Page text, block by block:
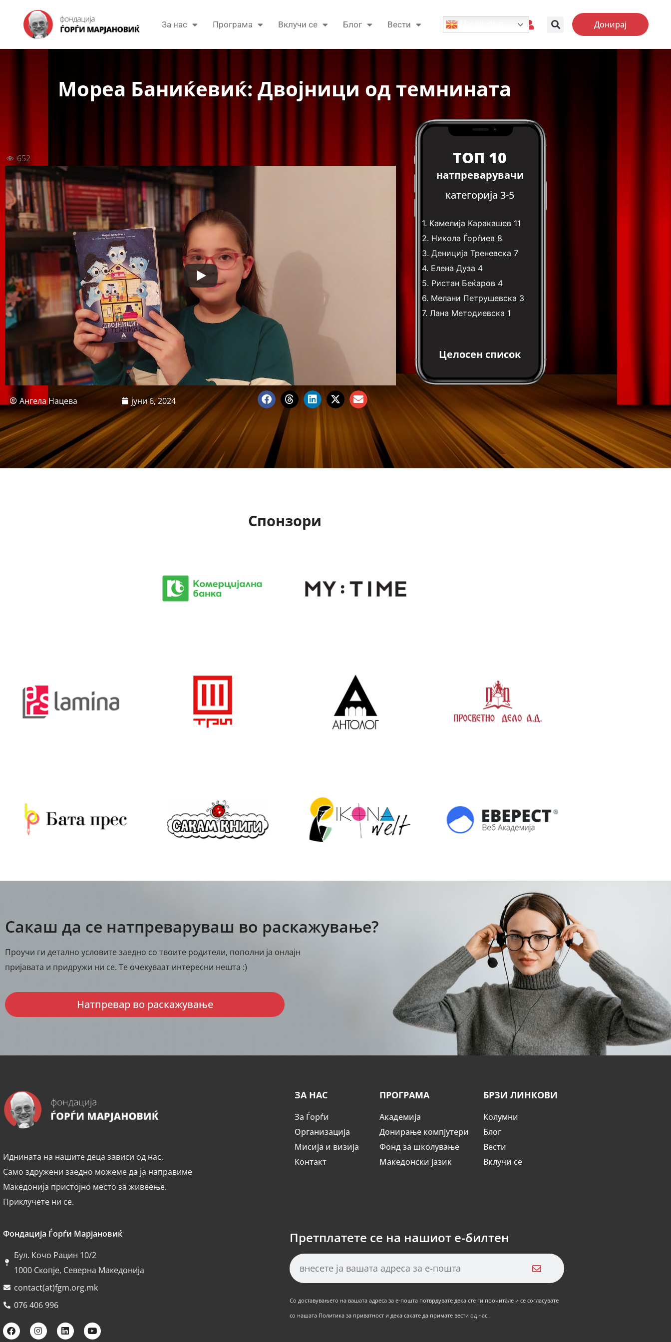
За нас Програма Вклучи се Блог Вести Донирај
Мореа Баниќевиќ: Двојници од темнината
652 ТОП 10
натпреварувачи
категорија 3-5
1. Камелија Каракашев 11
2. Никола Ѓорѓиев 8
3. Дениција Треневска 7
4. Елена Дуза 4
5. Ристан Беќаров 4
6. Мелани Петрушевска 3
7. Лана Методиевска 1
Целосен список
Ангела Нацева јуни 6, 2024
Спонзори
Сакаш да се натпреваруваш во раскажување?
Проучи ги детално условите заедно со твоите родители, пополни ја онлајн
пријавата и придружи ни се. Те очекуваат интересни нешта :)
Натпревар во раскажување
Иднината на нашите деца зависи од нас.
Само здружени заедно можеме да ја направиме
Македонија пристојно место за живеење.
Приклучете ни се.
ЗА НАС
За Ѓорѓи
Организација
Мисија и визија
Контакт
ПРОГРАМА
Академија
Донирање компјутери
Фонд за школување
Македонски јазик
БРЗИ ЛИНКОВИ
Колумни
Блог
Вести
Вклучи се
Фондација Ѓорѓи Марјановиќ
Бул. Кочо Рацин 10/2
1000 Скопје, Северна Македонија
contact(at)fgm.org.mk
076 406 996
Претплатете се на нашиот е-билтен
Со доставувањето на вашата адреса за е-пошта потврдувате дека сте ги прочитале и се согласувате
со нашата Политика за приватност и дека сакате да примате вести од нас.